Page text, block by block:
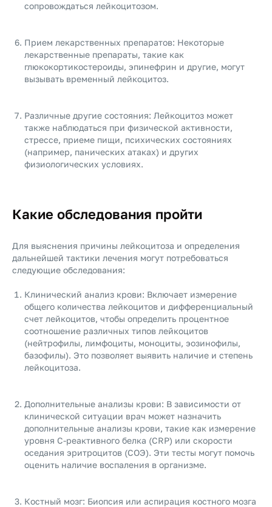
сопровождаться лейкоцитозом.
Прием лекарственных препаратов: Некоторые
лекарственные препараты, такие как
глюкокортикостероиды, эпинефрин и другие, могут
вызывать временный лейкоцитоз.
Различные другие состояния: Лейкоцитоз может
также наблюдаться при физической активности,
стрессе, приеме пищи, психических состояниях
(например, панических атаках) и других
физиологических условиях.
Какие обследования пройти
Для выяснения причины лейкоцитоза и определения
дальнейшей тактики лечения могут потребоваться
следующие обследования:
Клинический анализ крови: Включает измерение
общего количества лейкоцитов и дифференциальный
счет лейкоцитов, чтобы определить процентное
соотношение различных типов лейкоцитов
(нейтрофилы, лимфоциты, моноциты, эозинофилы,
базофилы). Это позволяет выявить наличие и степень
лейкоцитоза.
Дополнительные анализы крови: В зависимости от
клинической ситуации врач может назначить
дополнительные анализы крови, такие как измерение
уровня C-реактивного белка (CRP) или скорости
оседания эритроцитов (СОЭ). Эти тесты могут помочь
оценить наличие воспаления в организме.
Костный мозг: Биопсия или аспирация костного мозга